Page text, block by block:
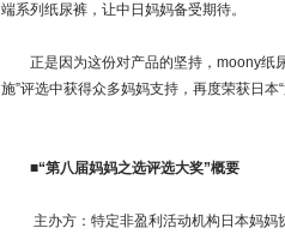
端系列纸尿裤，让中日妈妈备受期待。
正是因为这份对产品的坚持，moony纸尿
施”评选中获得众多妈妈支持，再度荣获日本
■“第八届妈妈之选评选大奖”概要
主办方：特定非盈利活动机构日本妈妈